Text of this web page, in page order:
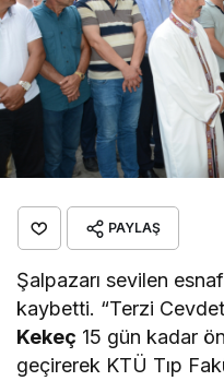
PAYLAŞ
Şalpazarı sevilen
kaybetti. “Terzi
Kekeç 15 gün kadar
geçirerek KTÜ Tıp